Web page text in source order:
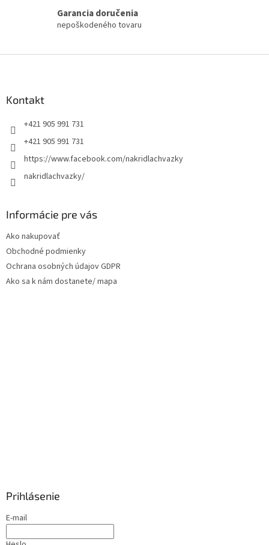
Garancia doručenia
nepoškodeného tovaru
Kontakt
+421 905 991 731
+421 905 991 731
https://www.facebook.com/nakridlachvazky
nakridlachvazky/
Informácie pre vás
Ako nakupovať
Obchodné podmienky
Ochrana osobných údajov GDPR
Ako sa k nám dostanete/ mapa
Prihlásenie
E-mail